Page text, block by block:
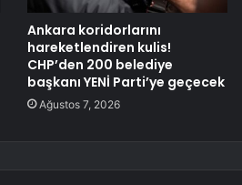
Ankara koridorlarını
hareketlendiren kulis!
CHP’den 200 belediye
başkanı YENİ Parti’ye geçecek
Ağustos 7, 2026